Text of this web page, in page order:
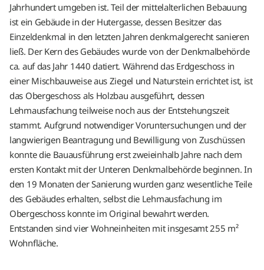
Jahrhundert umgeben ist. Teil der mittelalterlichen Bebauung
ist ein Gebäude in der Hutergasse, dessen Besitzer das
Einzeldenkmal in den letzten Jahren denkmalgerecht sanieren
ließ. Der Kern des Gebäudes wurde von der Denkmalbehörde
ca. auf das Jahr 1440 datiert. Während das Erdgeschoss in
einer Mischbauweise aus Ziegel und Naturstein errichtet ist, ist
das Obergeschoss als Holzbau ausgeführt, dessen
Lehmausfachung teilweise noch aus der Entstehungszeit
stammt. Aufgrund notwendiger Voruntersuchungen und der
langwierigen Beantragung und Bewilligung von Zuschüssen
konnte die Bauausführung erst zweieinhalb Jahre nach dem
ersten Kontakt mit der Unteren Denkmalbehörde beginnen. In
den 19 Monaten der Sanierung wurden ganz wesentliche Teile
des Gebäudes erhalten, selbst die Lehmausfachung im
Obergeschoss konnte im Original bewahrt werden.
Entstanden sind vier Wohneinheiten mit insgesamt 255 m²
Wohnfläche.